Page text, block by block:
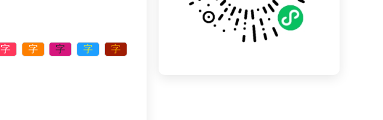
字 字 字 字 字